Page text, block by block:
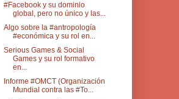
#Facebook y su dominio
global, pero no único y las...
Algo sobre la #antropología
#económica y su rol en...
Serious Games & Social
Games y su rol formativo
en...
Informe #OMCT (Organización
Mundial contra las #To...